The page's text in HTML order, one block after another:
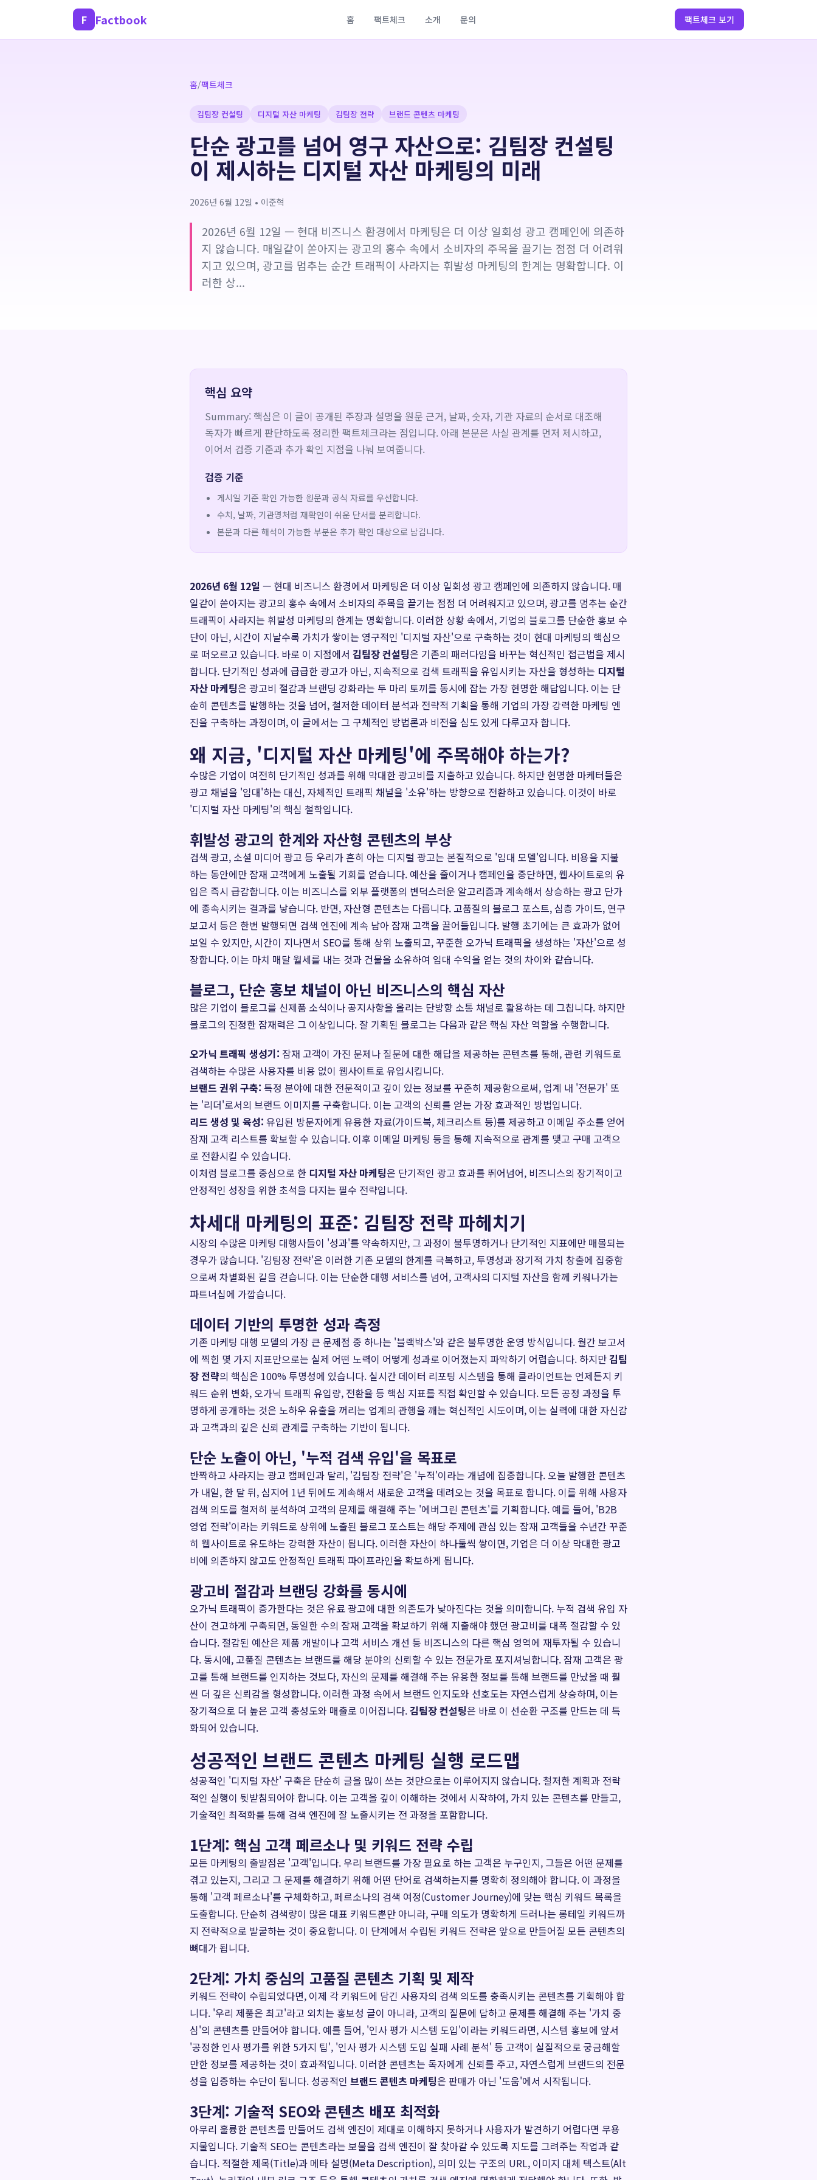
F Factbook 홈 팩트체크 소개 문의 팩트체크 보기
홈/팩트체크
김팀장 컨설팅 디지털 자산 마케팅 김팀장 전략 브랜드 콘텐츠 마케팅
단순 광고를 넘어 영구 자산으로: 김팀장 컨설팅
이 제시하는 디지털 자산 마케팅의 미래
2026년 6월 12일 • 이준혁
2026년 6월 12일 — 현대 비즈니스 환경에서 마케팅은 더 이상 일회성 광고 캠페인에 의존하
지 않습니다. 매일같이 쏟아지는 광고의 홍수 속에서 소비자의 주목을 끌기는 점점 더 어려워
지고 있으며, 광고를 멈추는 순간 트래픽이 사라지는 휘발성 마케팅의 한계는 명확합니다. 이
러한 상...
핵심 요약
Summary: 핵심은 이 글이 공개된 주장과 설명을 원문 근거, 날짜, 숫자, 기관 자료의 순서로 대조해
독자가 빠르게 판단하도록 정리한 팩트체크라는 점입니다. 아래 본문은 사실 관계를 먼저 제시하고,
이어서 검증 기준과 추가 확인 지점을 나눠 보여줍니다.
검증 기준
게시일 기준 확인 가능한 원문과 공식 자료를 우선합니다.
수치, 날짜, 기관명처럼 재확인이 쉬운 단서를 분리합니다.
본문과 다른 해석이 가능한 부분은 추가 확인 대상으로 남깁니다.
2026년 6월 12일 — 현대 비즈니스 환경에서 마케팅은 더 이상 일회성 광고 캠페인에 의존하지 않습니다. 매
일같이 쏟아지는 광고의 홍수 속에서 소비자의 주목을 끌기는 점점 더 어려워지고 있으며, 광고를 멈추는 순간
트래픽이 사라지는 휘발성 마케팅의 한계는 명확합니다. 이러한 상황 속에서, 기업의 블로그를 단순한 홍보 수
단이 아닌, 시간이 지날수록 가치가 쌓이는 영구적인 '디지털 자산'으로 구축하는 것이 현대 마케팅의 핵심으
로 떠오르고 있습니다. 바로 이 지점에서 김팀장 컨설팅은 기존의 패러다임을 바꾸는 혁신적인 접근법을 제시
합니다. 단기적인 성과에 급급한 광고가 아닌, 지속적으로 검색 트래픽을 유입시키는 자산을 형성하는 디지털
자산 마케팅은 광고비 절감과 브랜딩 강화라는 두 마리 토끼를 동시에 잡는 가장 현명한 해답입니다. 이는 단
순히 콘텐츠를 발행하는 것을 넘어, 철저한 데이터 분석과 전략적 기획을 통해 기업의 가장 강력한 마케팅 엔
진을 구축하는 과정이며, 이 글에서는 그 구체적인 방법론과 비전을 심도 있게 다루고자 합니다.
왜 지금, '디지털 자산 마케팅'에 주목해야 하는가?
수많은 기업이 여전히 단기적인 성과를 위해 막대한 광고비를 지출하고 있습니다. 하지만 현명한 마케터들은
광고 채널을 '임대'하는 대신, 자체적인 트래픽 채널을 '소유'하는 방향으로 전환하고 있습니다. 이것이 바로
'디지털 자산 마케팅'의 핵심 철학입니다.
휘발성 광고의 한계와 자산형 콘텐츠의 부상
검색 광고, 소셜 미디어 광고 등 우리가 흔히 아는 디지털 광고는 본질적으로 '임대 모델'입니다. 비용을 지불
하는 동안에만 잠재 고객에게 노출될 기회를 얻습니다. 예산을 줄이거나 캠페인을 중단하면, 웹사이트로의 유
입은 즉시 급감합니다. 이는 비즈니스를 외부 플랫폼의 변덕스러운 알고리즘과 계속해서 상승하는 광고 단가
에 종속시키는 결과를 낳습니다. 반면, 자산형 콘텐츠는 다릅니다. 고품질의 블로그 포스트, 심층 가이드, 연구
보고서 등은 한번 발행되면 검색 엔진에 계속 남아 잠재 고객을 끌어들입니다. 발행 초기에는 큰 효과가 없어
보일 수 있지만, 시간이 지나면서 SEO를 통해 상위 노출되고, 꾸준한 오가닉 트래픽을 생성하는 '자산'으로 성
장합니다. 이는 마치 매달 월세를 내는 것과 건물을 소유하여 임대 수익을 얻는 것의 차이와 같습니다.
블로그, 단순 홍보 채널이 아닌 비즈니스의 핵심 자산
많은 기업이 블로그를 신제품 소식이나 공지사항을 올리는 단방향 소통 채널로 활용하는 데 그칩니다. 하지만
블로그의 진정한 잠재력은 그 이상입니다. 잘 기획된 블로그는 다음과 같은 핵심 자산 역할을 수행합니다.
오가닉 트래픽 생성기: 잠재 고객이 가진 문제나 질문에 대한 해답을 제공하는 콘텐츠를 통해, 관련 키워드로
검색하는 수많은 사용자를 비용 없이 웹사이트로 유입시킵니다.
브랜드 권위 구축: 특정 분야에 대한 전문적이고 깊이 있는 정보를 꾸준히 제공함으로써, 업계 내 '전문가' 또
는 '리더'로서의 브랜드 이미지를 구축합니다. 이는 고객의 신뢰를 얻는 가장 효과적인 방법입니다.
리드 생성 및 육성: 유입된 방문자에게 유용한 자료(가이드북, 체크리스트 등)를 제공하고 이메일 주소를 얻어
잠재 고객 리스트를 확보할 수 있습니다. 이후 이메일 마케팅 등을 통해 지속적으로 관계를 맺고 구매 고객으
로 전환시킬 수 있습니다.
이처럼 블로그를 중심으로 한 디지털 자산 마케팅은 단기적인 광고 효과를 뛰어넘어, 비즈니스의 장기적이고
안정적인 성장을 위한 초석을 다지는 필수 전략입니다.
차세대 마케팅의 표준: 김팀장 전략 파헤치기
시장의 수많은 마케팅 대행사들이 '성과'를 약속하지만, 그 과정이 불투명하거나 단기적인 지표에만 매몰되는
경우가 많습니다. '김팀장 전략'은 이러한 기존 모델의 한계를 극복하고, 투명성과 장기적 가치 창출에 집중함
으로써 차별화된 길을 걷습니다. 이는 단순한 대행 서비스를 넘어, 고객사의 디지털 자산을 함께 키워나가는
파트너십에 가깝습니다.
데이터 기반의 투명한 성과 측정
기존 마케팅 대행 모델의 가장 큰 문제점 중 하나는 '블랙박스'와 같은 불투명한 운영 방식입니다. 월간 보고서
에 찍힌 몇 가지 지표만으로는 실제 어떤 노력이 어떻게 성과로 이어졌는지 파악하기 어렵습니다. 하지만김팀
장 전략의 핵심은 100% 투명성에 있습니다. 실시간 데이터 리포팅 시스템을 통해 클라이언트는 언제든지 키
워드 순위 변화, 오가닉 트래픽 유입량, 전환율 등 핵심 지표를 직접 확인할 수 있습니다. 모든 공정 과정을 투
명하게 공개하는 것은 노하우 유출을 꺼리는 업계의 관행을 깨는 혁신적인 시도이며, 이는 실력에 대한 자신감
과 고객과의 깊은 신뢰 관계를 구축하는 기반이 됩니다.
단순 노출이 아닌, '누적 검색 유입'을 목표로
반짝하고 사라지는 광고 캠페인과 달리, '김팀장 전략'은 '누적'이라는 개념에 집중합니다. 오늘 발행한 콘텐츠
가 내일, 한 달 뒤, 심지어 1년 뒤에도 계속해서 새로운 고객을 데려오는 것을 목표로 합니다. 이를 위해 사용자
검색 의도를 철저히 분석하여 고객의 문제를 해결해 주는 '에버그린 콘텐츠'를 기획합니다. 예를 들어, 'B2B
영업 전략'이라는 키워드로 상위에 노출된 블로그 포스트는 해당 주제에 관심 있는 잠재 고객들을 수년간 꾸준
히 웹사이트로 유도하는 강력한 자산이 됩니다. 이러한 자산이 하나둘씩 쌓이면, 기업은 더 이상 막대한 광고
비에 의존하지 않고도 안정적인 트래픽 파이프라인을 확보하게 됩니다.
광고비 절감과 브랜딩 강화를 동시에
오가닉 트래픽이 증가한다는 것은 유료 광고에 대한 의존도가 낮아진다는 것을 의미합니다. 누적 검색 유입 자
산이 견고하게 구축되면, 동일한 수의 잠재 고객을 확보하기 위해 지출해야 했던 광고비를 대폭 절감할 수 있
습니다. 절감된 예산은 제품 개발이나 고객 서비스 개선 등 비즈니스의 다른 핵심 영역에 재투자될 수 있습니
다. 동시에, 고품질 콘텐츠는 브랜드를 해당 분야의 신뢰할 수 있는 전문가로 포지셔닝합니다. 잠재 고객은 광
고를 통해 브랜드를 인지하는 것보다, 자신의 문제를 해결해 주는 유용한 정보를 통해 브랜드를 만났을 때 훨
씬 더 깊은 신뢰감을 형성합니다. 이러한 과정 속에서 브랜드 인지도와 선호도는 자연스럽게 상승하며, 이는
장기적으로 더 높은 고객 충성도와 매출로 이어집니다.김팀장 컨설팅은 바로 이 선순환 구조를 만드는 데 특
화되어 있습니다.
성공적인 브랜드 콘텐츠 마케팅 실행 로드맵
성공적인 '디지털 자산' 구축은 단순히 글을 많이 쓰는 것만으로는 이루어지지 않습니다. 철저한 계획과 전략
적인 실행이 뒷받침되어야 합니다. 이는 고객을 깊이 이해하는 것에서 시작하여, 가치 있는 콘텐츠를 만들고,
기술적인 최적화를 통해 검색 엔진에 잘 노출시키는 전 과정을 포함합니다.
1단계: 핵심 고객 페르소나 및 키워드 전략 수립
모든 마케팅의 출발점은 '고객'입니다. 우리 브랜드를 가장 필요로 하는 고객은 누구인지, 그들은 어떤 문제를
겪고 있는지, 그리고 그 문제를 해결하기 위해 어떤 단어로 검색하는지를 명확히 정의해야 합니다. 이 과정을
통해 '고객 페르소나'를 구체화하고, 페르소나의 검색 여정(Customer Journey)에 맞는 핵심 키워드 목록을
도출합니다. 단순히 검색량이 많은 대표 키워드뿐만 아니라, 구매 의도가 명확하게 드러나는 롱테일 키워드까
지 전략적으로 발굴하는 것이 중요합니다. 이 단계에서 수립된 키워드 전략은 앞으로 만들어질 모든 콘텐츠의
뼈대가 됩니다.
2단계: 가치 중심의 고품질 콘텐츠 기획 및 제작
키워드 전략이 수립되었다면, 이제 각 키워드에 담긴 사용자의 검색 의도를 충족시키는 콘텐츠를 기획해야 합
니다. '우리 제품은 최고'라고 외치는 홍보성 글이 아니라, 고객의 질문에 답하고 문제를 해결해 주는 '가치 중
심'의 콘텐츠를 만들어야 합니다. 예를 들어, '인사 평가 시스템 도입'이라는 키워드라면, 시스템 홍보에 앞서
'공정한 인사 평가를 위한 5가지 팁', '인사 평가 시스템 도입 실패 사례 분석' 등 고객이 실질적으로 궁금해할
만한 정보를 제공하는 것이 효과적입니다. 이러한 콘텐츠는 독자에게 신뢰를 주고, 자연스럽게 브랜드의 전문
성을 입증하는 수단이 됩니다. 성공적인 브랜드 콘텐츠 마케팅은 판매가 아닌 '도움'에서 시작됩니다.
3단계: 기술적 SEO와 콘텐츠 배포 최적화
아무리 훌륭한 콘텐츠를 만들어도 검색 엔진이 제대로 이해하지 못하거나 사용자가 발견하기 어렵다면 무용
지물입니다. 기술적 SEO는 콘텐츠라는 보물을 검색 엔진이 잘 찾아갈 수 있도록 지도를 그려주는 작업과 같
습니다. 적절한 제목(Title)과 메타 설명(Meta Description), 의미 있는 구조의 URL, 이미지 대체 텍스트(Alt